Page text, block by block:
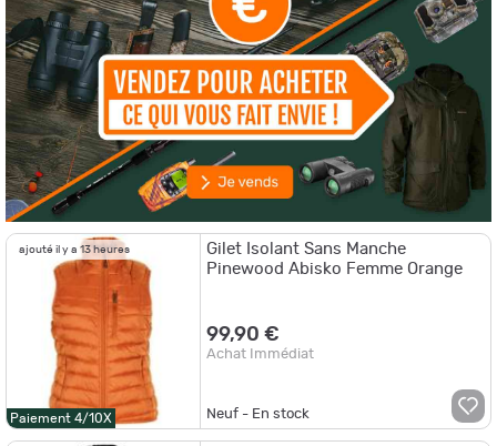
ajouté il y a 13 heures
Paiement 4/10X
Gilet Isolant Sans Manche
Pinewood Abisko Femme Orange
99,90 €
Achat Immédiat
Neuf - En stock